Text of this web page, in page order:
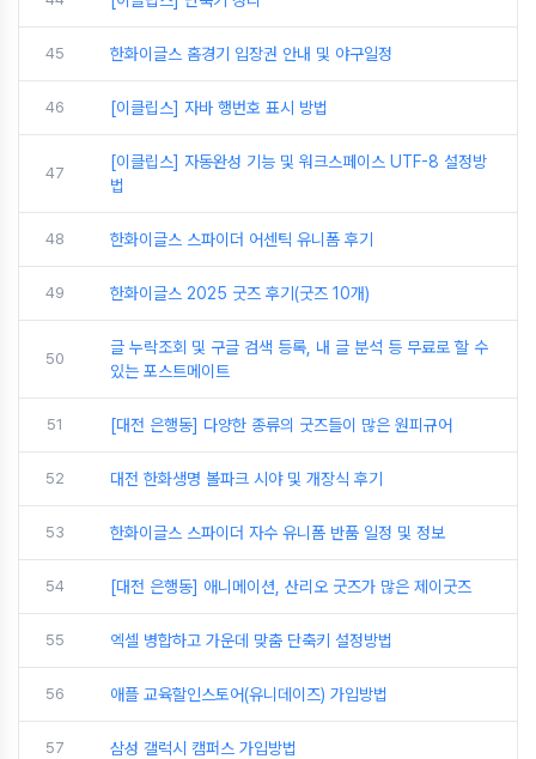
45 한화이글스 홈경기 입장권 안내 및 야구일정
46 [이클립스] 자바 행번호 표시 방법
47
[이클립스] 자동완성 기능 및 워크스페이스 UTF-8 설정방
법
48 한화이글스 스파이더 어센틱 유니폼 후기
49 한화이글스 2025 굿즈 후기(굿즈 10개)
50
글 누락조회 및 구글 검색 등록, 내 글 분석 등 무료로 할 수
있는 포스트메이트
51 [대전 은행동] 다양한 종류의 굿즈들이 많은 원피규어
52 대전 한화생명 볼파크 시야 및 개장식 후기
53 한화이글스 스파이더 자수 유니폼 반품 일정 및 정보
54 [대전 은행동] 애니메이션, 산리오 굿즈가 많은 제이굿즈
55 엑셀 병합하고 가운데 맞춤 단축키 설정방법
56 애플 교육할인스토어(유니데이즈) 가입방법
57 삼성 갤럭시 캠퍼스 가입방법